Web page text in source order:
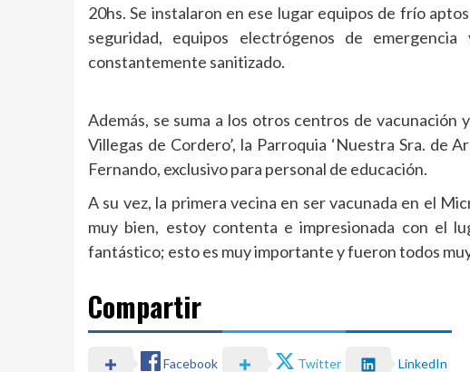
20hs. Se instalaron en ese lugar equipos de frío
seguridad, equipos electrógenos de
constantemente sanitizado.
Además, se suma a los otros centros de vacunación
Villegas de Cordero’, la Parroquia ‘Nuestra Sra. de
Fernando, exclusivo para personal de educación.
A su vez, la primera vecina en ser vacunada en el
muy bien, estoy contenta e impresionada con el
fantástico; esto es muy importante y fueron todos muy
Compartir
Facebook Twitter LinkedIn